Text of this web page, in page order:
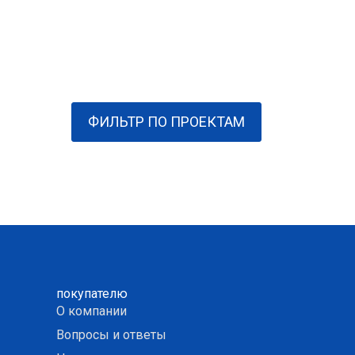
ФИЛЬТР ПО ПРОЕКТАМ
покупателю
О компании
Вопросы и ответы